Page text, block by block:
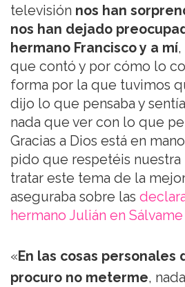
televisión nos han
nos han dejado
hermano Francisco y a mí
que contó y por cómo lo
forma por la que tuvimos
dijo lo que pensaba y
nada que ver con lo que
Gracias a Dios está en
pido que respetéis nuestra
tratar este tema de la
aseguraba sobre las
hermano Julián en
«En las cosas personales
procuro no meterme,